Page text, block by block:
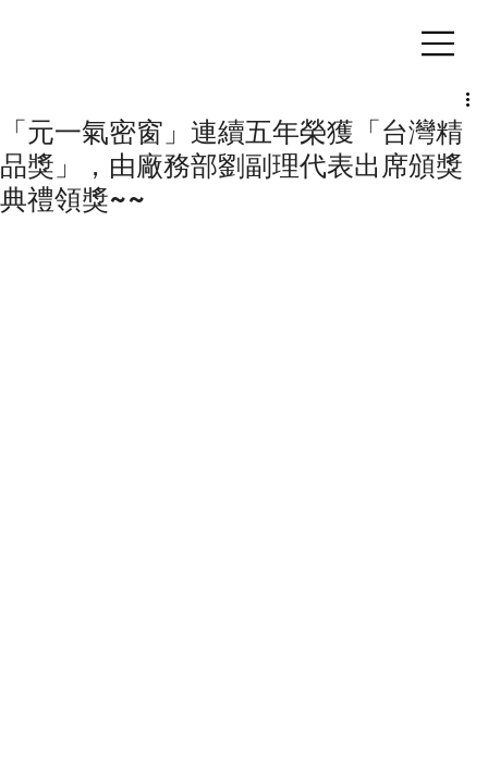
客製化鋁擠型｜氣密窗
「元一氣密窗」連續五年榮獲「台灣精
品獎」，由廠務部劉副理代表出席頒獎
典禮領獎~~